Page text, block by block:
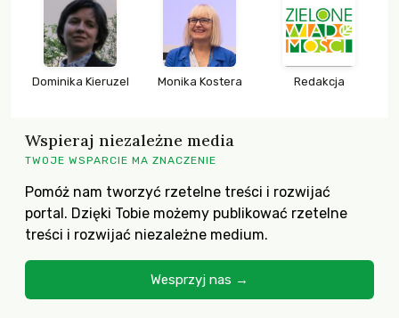
Dominika Kieruzel Monika Kostera Redakcja
Wspieraj niezależne media
TWOJE WSPARCIE MA ZNACZENIE
Pomóż nam tworzyć rzetelne treści i rozwijać
portal. Dzięki Tobie możemy publikować rzetelne
treści i rozwijać niezależne medium.
Wesprzyj nas →